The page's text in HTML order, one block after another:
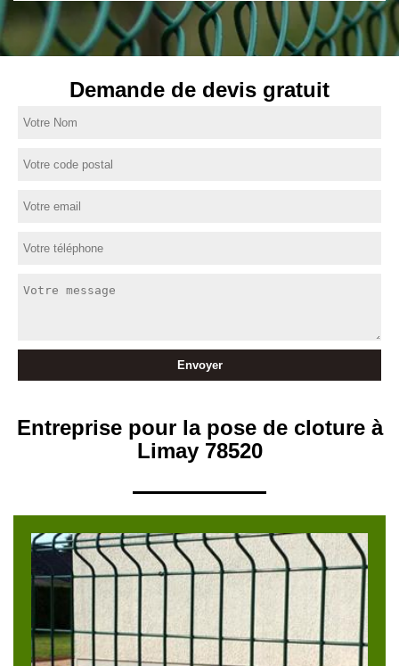
Demande de devis gratuit
Entreprise pour la pose de cloture à
Limay 78520